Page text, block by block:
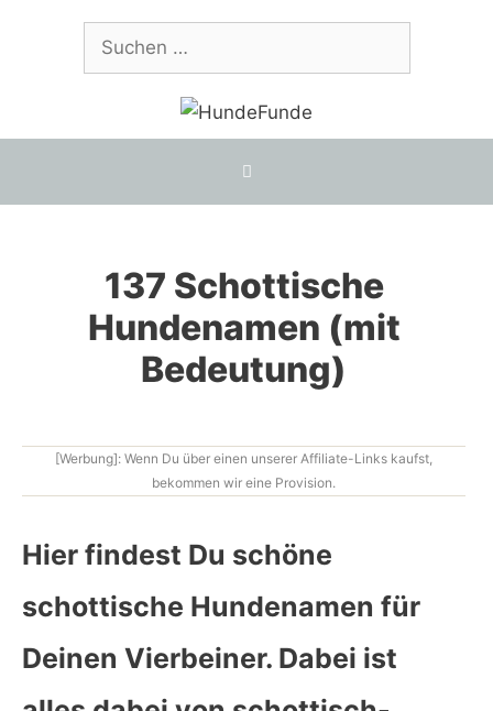
Suchen
nach:
137 Schottische
Hundenamen (mit
Bedeutung)
[Werbung]: Wenn Du über einen unserer Affiliate-Links kaufst,
bekommen wir eine Provision.
Hier findest Du schöne
schottische Hundenamen für
Deinen Vierbeiner. Dabei ist